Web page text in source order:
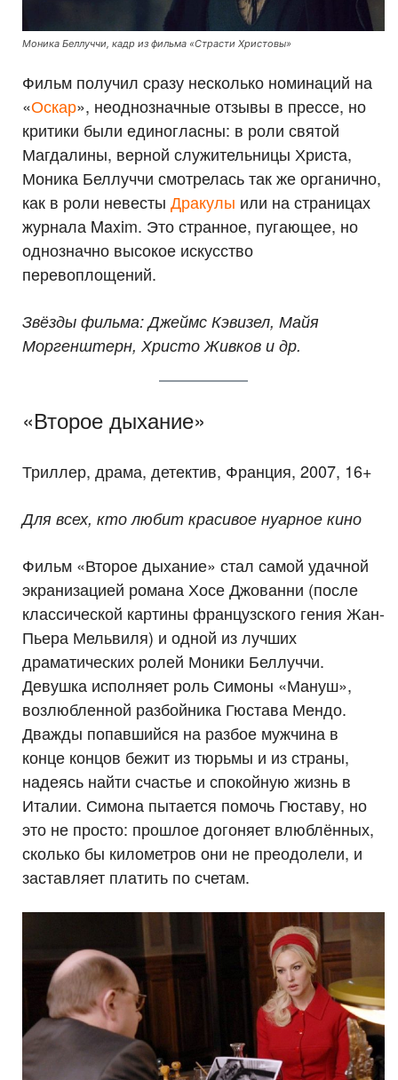
Моника Беллуччи, кадр из фильма «Страсти Христовы»
Фильм получил сразу несколько номинаций на
«Оскар», неоднозначные отзывы в прессе, но
критики были единогласны: в роли святой
Магдалины, верной служительницы Христа,
Моника Беллуччи смотрелась так же органично,
как в роли невесты Дракулы или на страницах
журнала Maxim. Это странное, пугающее, но
однозначно высокое искусство
перевоплощений.
Звёзды фильма: Джеймс Кэвизел, Майя
Моргенштерн, Христо Живков и др.
«Второе дыхание»
Триллер, драма, детектив, Франция, 2007, 16+
Для всех, кто любит красивое нуарное кино
Фильм «Второе дыхание» стал самой удачной
экранизацией романа Хосе Джованни (после
классической картины французского гения Жан-
Пьера Мельвиля) и одной из лучших
драматических ролей Моники Беллуччи.
Девушка исполняет роль Симоны «Мануш»,
возлюбленной разбойника Гюстава Мендо.
Дважды попавшийся на разбое мужчина в
конце концов бежит из тюрьмы и из страны,
надеясь найти счастье и спокойную жизнь в
Италии. Симона пытается помочь Гюставу, но
это не просто: прошлое догоняет влюблённых,
сколько бы километров они не преодолели, и
заставляет платить по счетам.